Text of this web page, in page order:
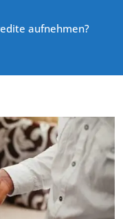
aufnehmen?